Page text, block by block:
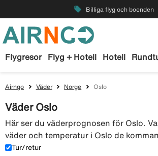
local_offer Billiga flyg och boenden
Flygresor Flyg + Hotell Hotell
Airngo Väder Norge Oslo
Väder Oslo
Här ser du väderprognosen för Oslo.
väder och temperatur i Oslo de
Tur/retur